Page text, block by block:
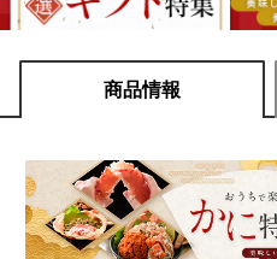
商品情報